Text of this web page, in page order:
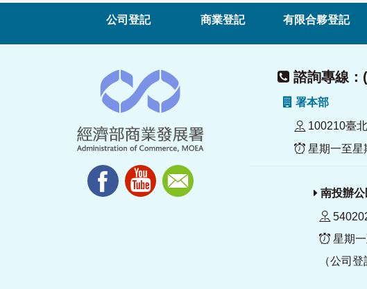
公司登記 商業登記 有限合夥登記
諮詢專線：
署本部
100210臺
星期一至星
南投辦公
星期一
（公司